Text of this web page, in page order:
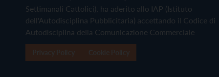
Settimanali Cattolici), ha aderito allo IAP (Istituto
dell'Autodisciplina Pubblicitaria) accettando il Codice di
Autodisciplina della Comunicazione Commerciale